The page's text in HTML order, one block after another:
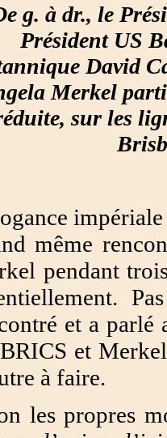
g. à dr., le
Président US
David
Merkel
sur les
même
pendant
et a parlé
et
à faire.
les propres